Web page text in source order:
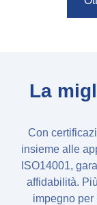
La
Con
insieme alle
ISO14001,
affidabilità.
impegno per